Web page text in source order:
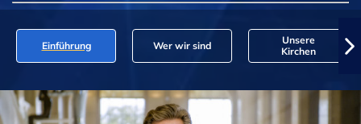
Einführung Wer wir sind
Unsere
Kirchen